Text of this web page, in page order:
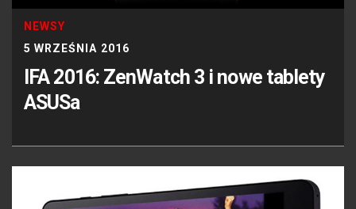
NEWSY
5 WRZEŚNIA 2016
IFA 2016: ZenWatch 3 i nowe tablety
ASUSa